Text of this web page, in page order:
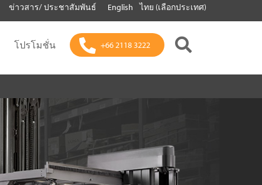
ข่าวสาร/ ประชาสัมพันธ์ English ไทย (เลือกประเทศ)
โปรโมชั่น +66 2118 3222